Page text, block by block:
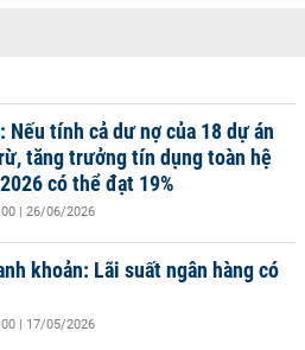
Nếu tính cả dư nợ của 18 dự án
tăng trưởng tín dụng toàn hệ
có thể đạt 19%
| 26/06/2026
khoản: Lãi suất ngân hàng có
| 17/05/2026